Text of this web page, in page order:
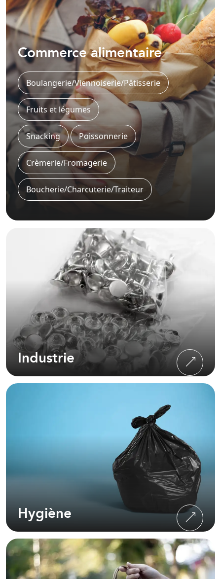
Commerce alimentaire
Boulangerie/Viennoiserie/Pâtisserie
Fruits et légumes
Snacking Poissonnerie
Crèmerie/Fromagerie
Boucherie/Charcuterie/Traiteur
Industrie
Hygiène